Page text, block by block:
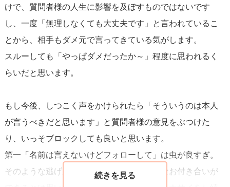
です。 不快だと感じることに無理やり同意する必要はあり
ませんし、自分の心地よさや安全を犠牲にしてまで行うべ
きことは何もありません。自分自身の直感や感情を信じ、
安全で健全な選択を心がけてください。
けで、質問者様の人生に影響を及ぼすものではないです
し、一度「無理しなくても大丈夫です」と言われているこ
とから、相手もダメ元で言ってきている気がします。
スルーしても「やっぱダメだったか～」程度に思われるく
らいだと思います。
もし今後、しつこく声をかけられたら「そういうのは本人
が言うべきだと思います」と質問者様の意見をぶつけた
り、いっそブロックしても良いと思います。
第一「名前は言えないけどフォローして」は虫が良すぎ。
そのような逃げ腰・不誠実な態度で、健全なお付き合いが